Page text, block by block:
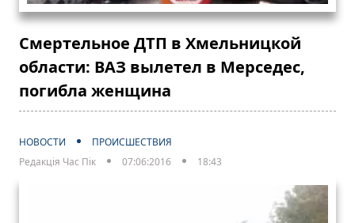
Смертельное ДТП в Хмельницкой
области: ВАЗ вылетел в Мерседес,
погибла женщина
НОВОСТИ
ПРОИСШЕСТВИЯ
Редакція Час Пік
07:06:2016 18:43